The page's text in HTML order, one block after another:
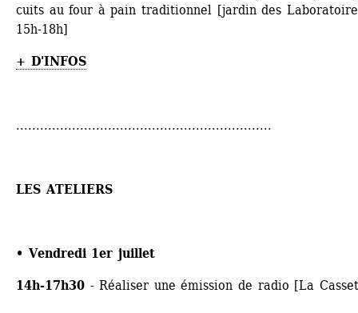
cuits au four à pain traditionnel [jardin des
15h-18h]
+ D'INFOS
................................................................
LES ATELIERS
• Vendredi 1er juillet
14h-17h30 - Réaliser une émission de radio [La